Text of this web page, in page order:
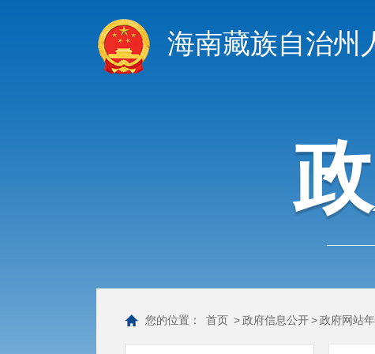
海南藏族自治州
您的位置： 首页 >政府信息公开>政府网站